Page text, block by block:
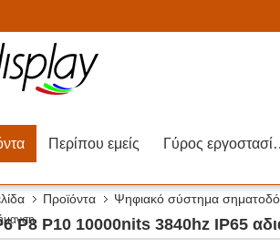
Περίπου εμείς
Προϊόντα Ψηφιακό σύστημα
P8 P10 10000nits 3840hz IP65